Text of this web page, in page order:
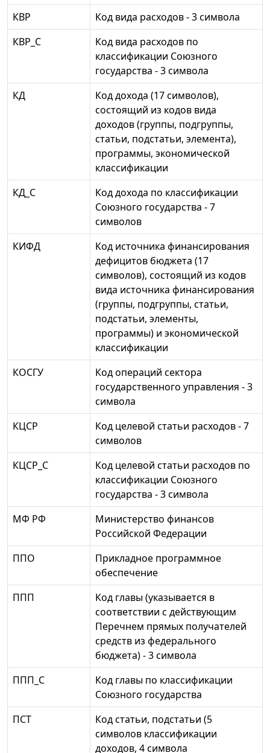
КВР
Код вида расходов - 3 символа
КВР_С
Код вида расходов по
классификации Союзного
государства - 3 символа
КД
Код дохода (17 символов),
состоящий из кодов вида
доходов (группы, подгруппы,
статьи, подстатьи, элемента),
программы, экономической
классификации
КД_С
Код дохода по классификации
Союзного государства - 7
символов
КИФД
Код источника финансирования
дефицитов бюджета (17
символов), состоящий из кодов
вида источника финансирования
(группы, подгруппы, статьи,
подстатьи, элементы,
программы) и экономической
классификации
КОСГУ
Код операций сектора
государственного управления - 3
символа
КЦСР
Код целевой статьи расходов - 7
символов
КЦСР_С
Код целевой статьи расходов по
классификации Союзного
государства - 3 символа
МФ РФ
Министерство финансов
Российской Федерации
ППО
Прикладное программное
обеспечение
ППП
Код главы (указывается в
соответствии с действующим
Перечнем прямых получателей
средств из федерального
бюджета) - 3 символа
ППП_С
Код главы по классификации
Союзного государства
ПСТ
Код статьи, подстатьи (5
символов классификации
доходов, 4 символа